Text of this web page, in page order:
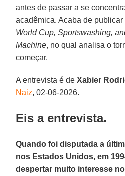
antes de passar a se
acadêmica. Acaba de publicar
World Cup, Sportswashing,
Machine, no qual analisa o
começar.
A entrevista é deXabier
Naiz, 02-06-2026.
Eis a entrevista.
Quando foi disputada a
nos Estados Unidos, em
despertar muito interesse